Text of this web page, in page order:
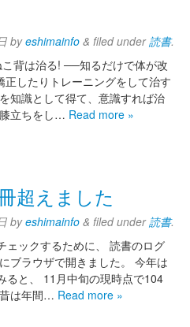
byeshimainfo & filed under読書.
背は治る! ──知るだけで体が改
したりトレーニングをして治す
知識として得て、意識すれば治
立ちをし… Read more »
超えました
byeshimainfo & filed under読書.
ェックするために、 読書のログ
ブラウザで開きました。 今年は
ると、 11月中旬の現時点で104
は年間… Read more »